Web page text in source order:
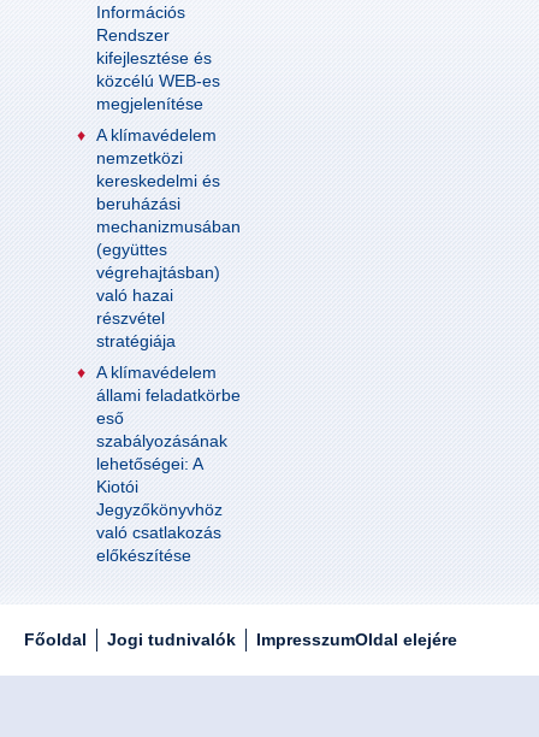
Információs
Rendszer
kifejlesztése és
közcélú WEB-es
megjelenítése
A klímavédelem
nemzetközi
kereskedelmi és
beruházási
mechanizmusában
(együttes
végrehajtásban)
való hazai
részvétel
stratégiája
A klímavédelem
állami feladatkörbe
eső
szabályozásának
lehetőségei: A
Kiotói
Jegyzőkönyvhöz
való csatlakozás
előkészítése
Főoldal Jogi tudnivalók ImpresszumOldal elejére